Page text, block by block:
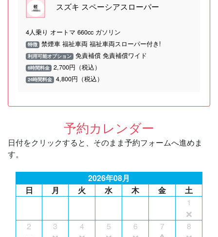
スズキ スペーシアスローパー
4人乗り オートマ 660cc ガソリン
特徴 禁煙車 福祉車両 福祉車両スローパー付き!
利用可能オプション 免責補償 免責補償ワイド
6時間料金 2,700円（税込）
24時間料金 4,800円（税込）
予約カレンダー
日付をクリックすると、そのまま予約フォームへ進めま
す。
2026年08月
日
月 火 水 木 金
土
1
2 3 4 5 6 7 8